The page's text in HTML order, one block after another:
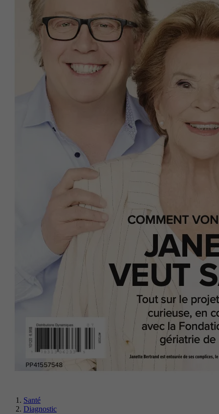
Santé
Diagnostic